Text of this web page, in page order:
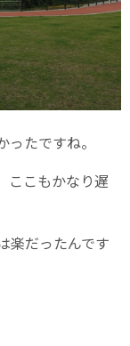
たですね。
ここもかなり遅
楽だったんです